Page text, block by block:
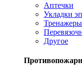
Аптечки
Укладки
Другое